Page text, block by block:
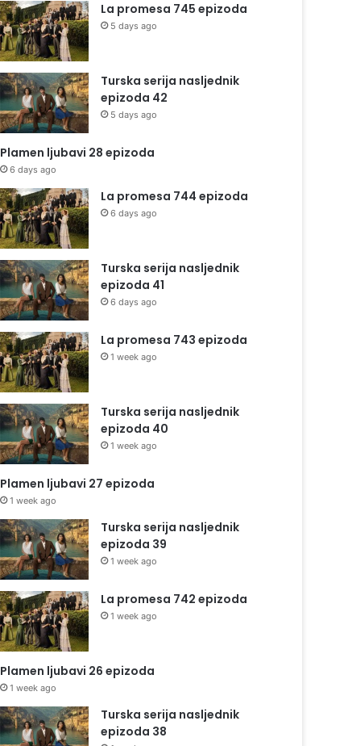
La promesa 745 epizoda
5 days ago
Turska serija nasljednik
epizoda 42
5 days ago
Plamen ljubavi 28 epizoda
6 days ago
La promesa 744 epizoda
6 days ago
Turska serija nasljednik
epizoda 41
6 days ago
La promesa 743 epizoda
1 week ago
Turska serija nasljednik
epizoda 40
1 week ago
Plamen ljubavi 27 epizoda
1 week ago
Turska serija nasljednik
epizoda 39
1 week ago
La promesa 742 epizoda
1 week ago
Plamen ljubavi 26 epizoda
1 week ago
Turska serija nasljednik
epizoda 38